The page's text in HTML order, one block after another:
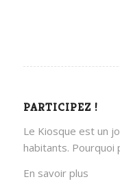
PARTICIPEZ !
Le Kiosque est un
habitants. Pourquoi
En savoir plus